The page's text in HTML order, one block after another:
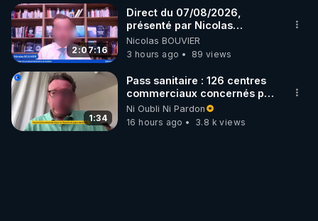
2:07:16
Direct du 07/08/2026,
présenté par Nicolas
BOUVIER
Nicolas BOUVIER
3 hours ago
89 views
1:34
Pass sanitaire : 126 centres
commerciaux concernés par
l'obligation dans toute la
France
Ni Oubli Ni Pardon
16 hours ago
3.8 k views